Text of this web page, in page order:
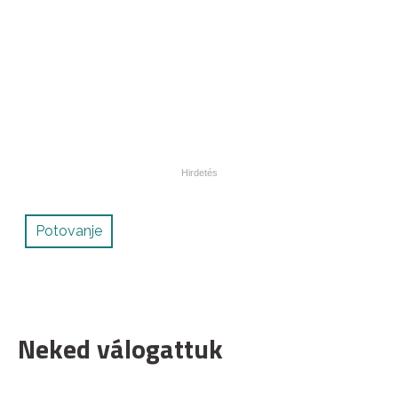
Potovanje
Neked válogattuk